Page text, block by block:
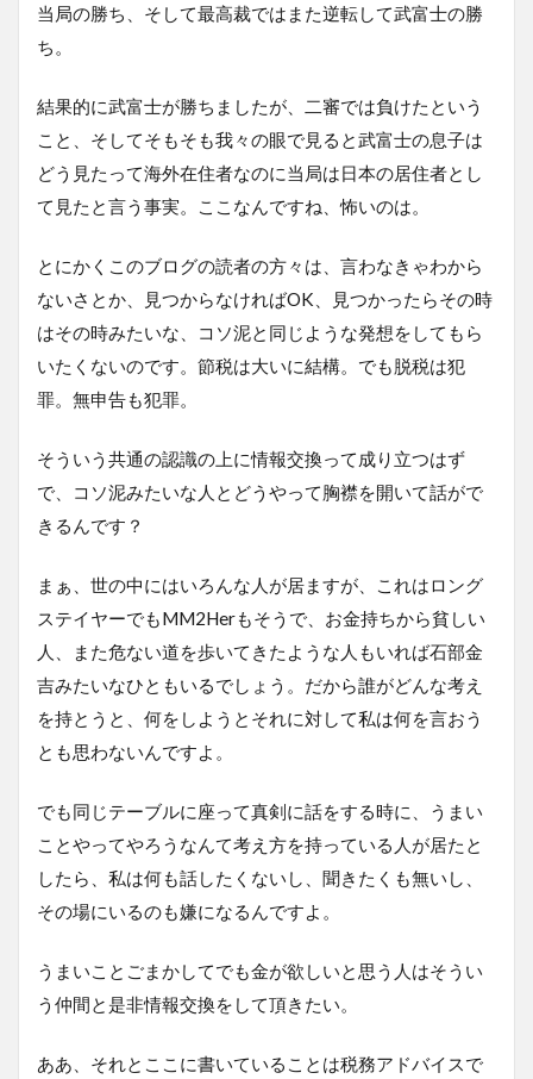
当局の勝ち、そして最高裁ではまた逆転して武富士の勝
ち。
結果的に武富士が勝ちましたが、二審では負けたという
こと、そしてそもそも我々の眼で見ると武富士の息子は
どう見たって海外在住者なのに当局は日本の居住者とし
て見たと言う事実。ここなんですね、怖いのは。
とにかくこのブログの読者の方々は、言わなきゃわから
ないさとか、見つからなければOK、見つかったらその時
はその時みたいな、コソ泥と同じような発想をしてもら
いたくないのです。節税は大いに結構。でも脱税は犯
罪。無申告も犯罪。
そういう共通の認識の上に情報交換って成り立つはず
で、コソ泥みたいな人とどうやって胸襟を開いて話がで
きるんです？
まぁ、世の中にはいろんな人が居ますが、これはロング
ステイヤーでもMM2Herもそうで、お金持ちから貧しい
人、また危ない道を歩いてきたような人もいれば石部金
吉みたいなひともいるでしょう。だから誰がどんな考え
を持とうと、何をしようとそれに対して私は何を言おう
とも思わないんですよ。
でも同じテーブルに座って真剣に話をする時に、うまい
ことやってやろうなんて考え方を持っている人が居たと
したら、私は何も話したくないし、聞きたくも無いし、
その場にいるのも嫌になるんですよ。
うまいことごまかしてでも金が欲しいと思う人はそうい
う仲間と是非情報交換をして頂きたい。
ああ、それとここに書いていることは税務アドバイスで